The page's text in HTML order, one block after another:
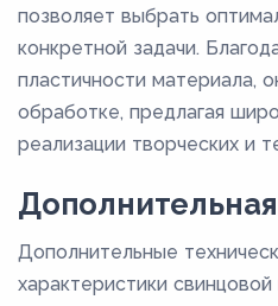
позволяет выбрать
конкретной задачи.
пластичности материала,
обработке, предлагая
реализации творческих и
Дополнительные
характеристики